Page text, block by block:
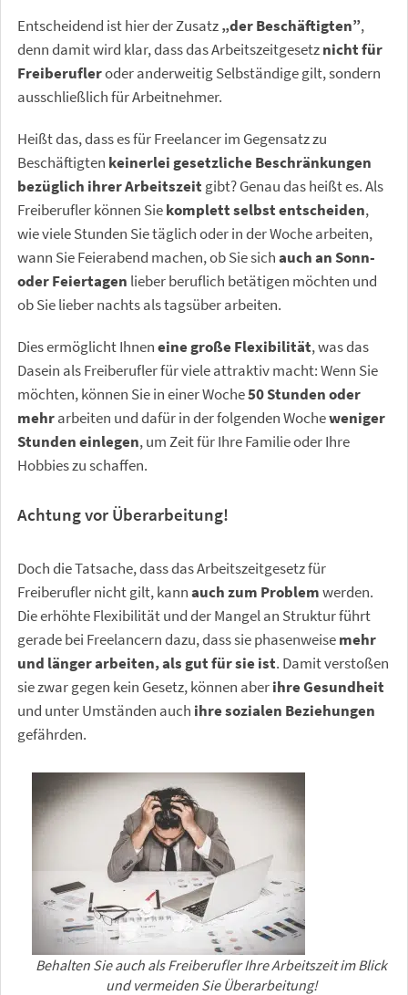
Entscheidend ist hier der Zusatz„der Beschäftigten”,
denn damit wird klar, dass das Arbeitszeitgesetznicht für
Freiberufleroder anderweitig Selbständige gilt, sondern
ausschließlich für Arbeitnehmer.
Heißt das, dass es für Freelancer im Gegensatz zu
Beschäftigten keinerlei gesetzliche Beschränkungen
bezüglich ihrer Arbeitszeit gibt? Genau das heißt es. Als
Freiberufler können Siekomplett selbst entscheiden,
wie viele Stunden Sie täglich oder in der Woche arbeiten,
wann Sie Feierabend machen, ob Sie sichauch an Sonn-
oder Feiertagen lieber beruflich betätigen möchten und
ob Sie lieber nachts als tagsüber arbeiten.
Dies ermöglicht Ihneneine große Flexibilität, was das
Dasein als Freiberufler für viele attraktiv macht: Wenn Sie
möchten, können Sie in einer Woche50 Stunden oder
mehrarbeiten und dafür in der folgenden Wocheweniger
Stunden einlegen, um Zeit für Ihre Familie oder Ihre
Hobbies zu schaffen.
Achtung vor Überarbeitung!
Doch die Tatsache, dass das Arbeitszeitgesetz für
Freiberufler nicht gilt, kannauch zum Problemwerden.
Die erhöhte Flexibilität und der Mangel an Struktur führt
gerade bei Freelancern dazu, dass sie phasenweisemehr
und länger arbeiten, als gut für sie ist. Damit verstoßen
sie zwar gegen kein Gesetz, können aberihre Gesundheit
und unter Umständen auch ihre sozialen Beziehungen
gefährden.
Behalten Sie auch als Freiberufler Ihre Arbeitszeit im Blick
und vermeiden Sie Überarbeitung!